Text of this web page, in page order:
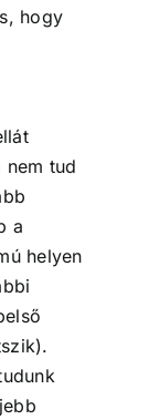
hogy
nem tud
a
helyen